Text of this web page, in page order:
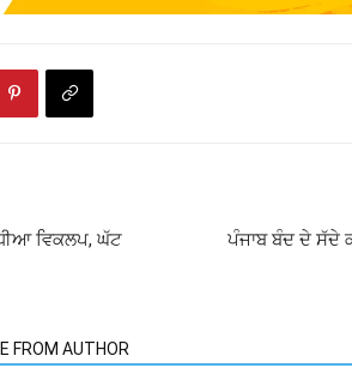
ਵਿਕਲਪ, ਘੱਟ
ਪੰਜਾਬ ਬੰਦ ਦੇ ਸੱਦੇ
FROM AUTHOR